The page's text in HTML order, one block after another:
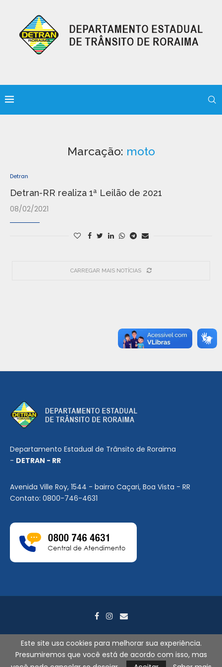
Marcação: moto
Detran
Detran-RR realiza 1ª Leilão de 2021
08/02/2021
CARREGAR MAIS NOTÍCIAS
Departamento Estadual de Trânsito de Roraima
- DETRAN - RR
Avenida Ville Roy, 1544 - bairro Caçari, Boa Vista - RR
Contato: 0800-746-4631
2026©DETRAN-RR. Todos os direitos reservados. - PorSearch
Tecnologia
Este site usa cookies para melhorar sua experiência.
Presumiremos que você está de acordo com isso, mas